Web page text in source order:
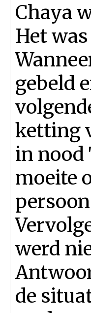
Chaya
Het
gebeld
ketting
in nood
moeite
werd
de